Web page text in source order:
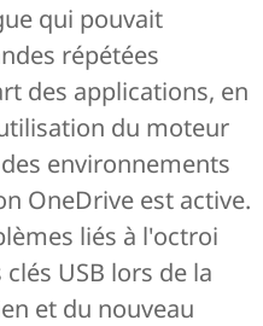
qui pouvait
répétées
des applications, en
du moteur
environnements
OneDrive est active.
liés à l'octroi
USB lors de la
et du nouveau